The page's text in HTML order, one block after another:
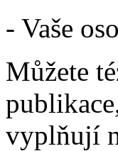
- Vaše
Můžete
vyplňují